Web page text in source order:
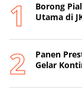
Borong
Utama di
Panen
Gelar